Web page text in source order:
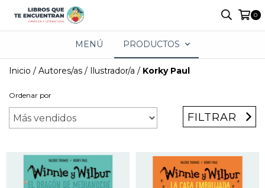
0
MENÚ PRODUCTOS
Inicio / Autores/as / Ilustrador/a / Korky Paul
Ordenar por
FILTRAR